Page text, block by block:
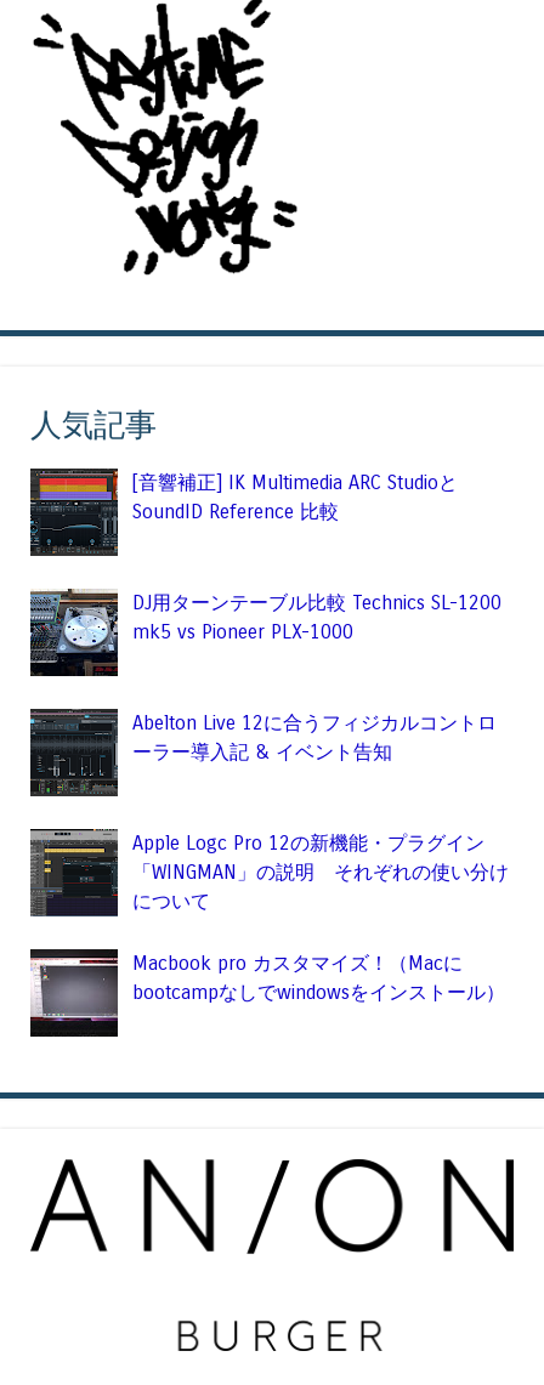
人気記事
[音響補正] IK Multimedia ARC Studioと
SoundID Reference 比較
DJ用ターンテーブル比較 Technics SL-1200
mk5 vs Pioneer PLX-1000
Abelton Live 12に合うフィジカルコントロ
ーラー導入記 & イベント告知
Apple Logc Pro 12の新機能・プラグイン
「WINGMAN」の説明 それぞれの使い分け
について
Macbook pro カスタマイズ！（Macに
bootcampなしでwindowsをインストール）